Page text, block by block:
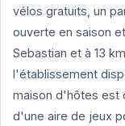
vélos gratuits, un
ouverte en saison
Sebastian et à 13
l'établissement
maison d'hôtes est
d'une aire de jeux